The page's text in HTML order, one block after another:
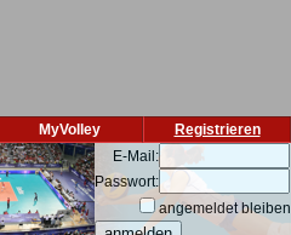
Registrieren
MyVolley
E-Mail:
Passwort:
angemeldet bleiben